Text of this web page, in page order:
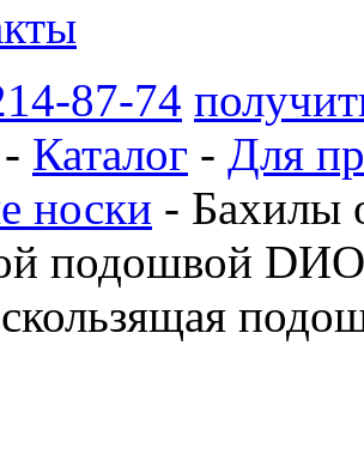
87-74
- Каталог - Для
носки - Бахилы
подошвой